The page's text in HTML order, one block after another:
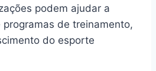
podem ajudar a
de treinamento,
do esporte